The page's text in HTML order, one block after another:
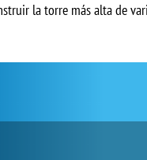
la torre más alta de